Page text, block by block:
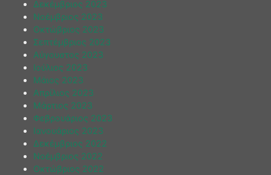
Δεκέμβριος 2023
Νοέμβριος 2023
Οκτώβριος 2023
Σεπτέμβριος 2023
Αύγουστος 2023
Ιούλιος 2023
Μάιος 2023
Απρίλιος 2023
Μάρτιος 2023
Φεβρουάριος 2023
Ιανουάριος 2023
Δεκέμβριος 2022
Νοέμβριος 2022
Οκτώβριος 2022